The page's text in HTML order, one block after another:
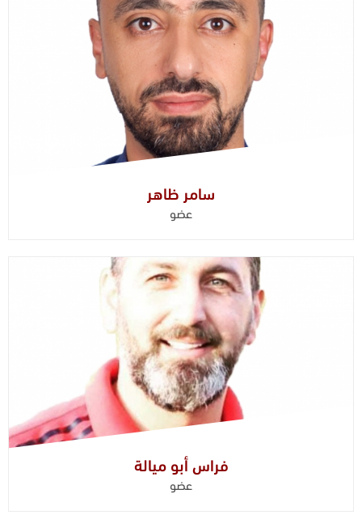
سامر ظاهر
عضو
فراس أبو ميالة
عضو